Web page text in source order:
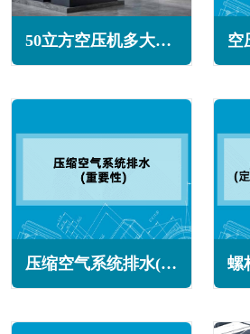
50立方空压机多大功率(50立方空压机多少公斤压力)
压缩空气系统排水(重要性)